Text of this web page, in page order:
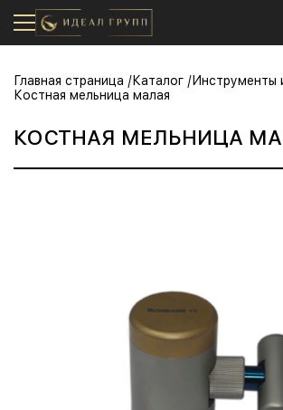
Главная страница Каталог
Инструменты
Костная мельница малая
КОСТНАЯ МЕЛЬНИЦА